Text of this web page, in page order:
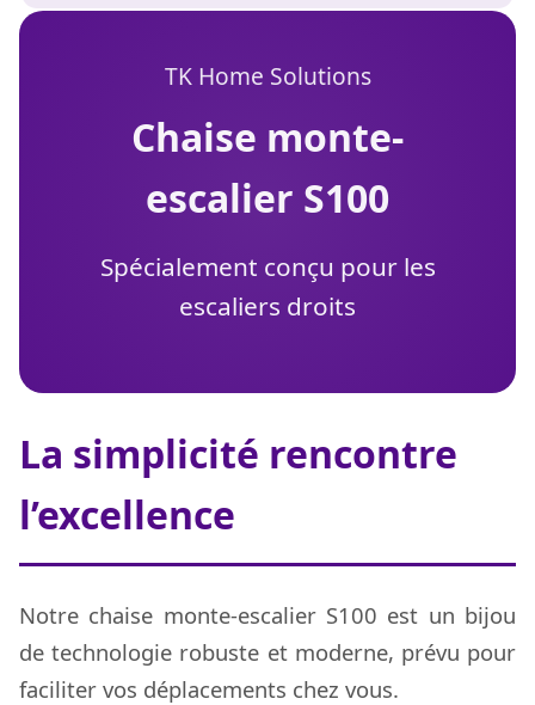
TK Home Solutions
chaise monte-
escalier S100
Spécialement conçu pour les
escaliers droits
La simplicité rencontre
l’excellence
Notre chaise monte-escalier S100 est un bijou
de technologie robuste et moderne, prévu pour
faciliter vos déplacements chez vous.